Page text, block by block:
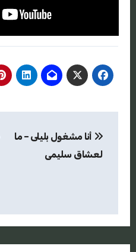
المقالات
أنا مشغول بليلى – ما
لعشاق سليمى